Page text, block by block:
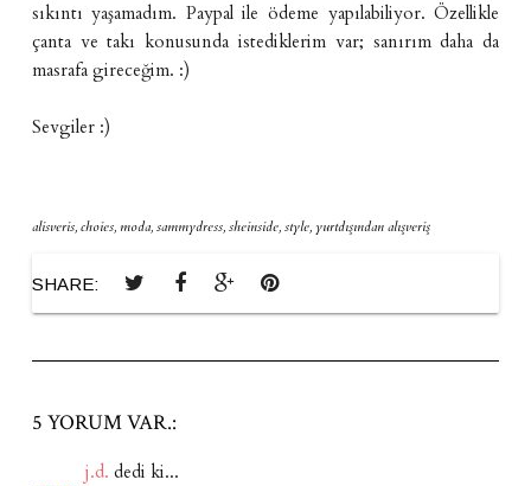
sıkıntı yaşamadım. Paypal ile ödeme yapılabiliyor. Özellikle
çanta ve takı konusunda istediklerim var; sanırım daha da
masrafa gireceğim. :)
Sevgiler :)
alisveris,choies, moda,sammydress,sheinside,style,yurtdışından alışveriş
SHARE:
5 YORUM VAR.:
j.d. dedi ki...